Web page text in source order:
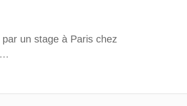
un stage à Paris chez